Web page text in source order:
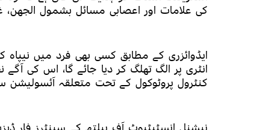
کی علامات اور اعصابی مسائل بشمول
ایڈوائزری کے مطابق کسی بھی فرد میں نیپاہ
انٹری پر الگ تھلگ کر دیا جائے گا، اس کی
کنٹرول پروٹوکول کے تحت متعلقہ آئسولیشن